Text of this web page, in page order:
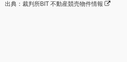
出典：裁判所BIT 不動産競売物件情報